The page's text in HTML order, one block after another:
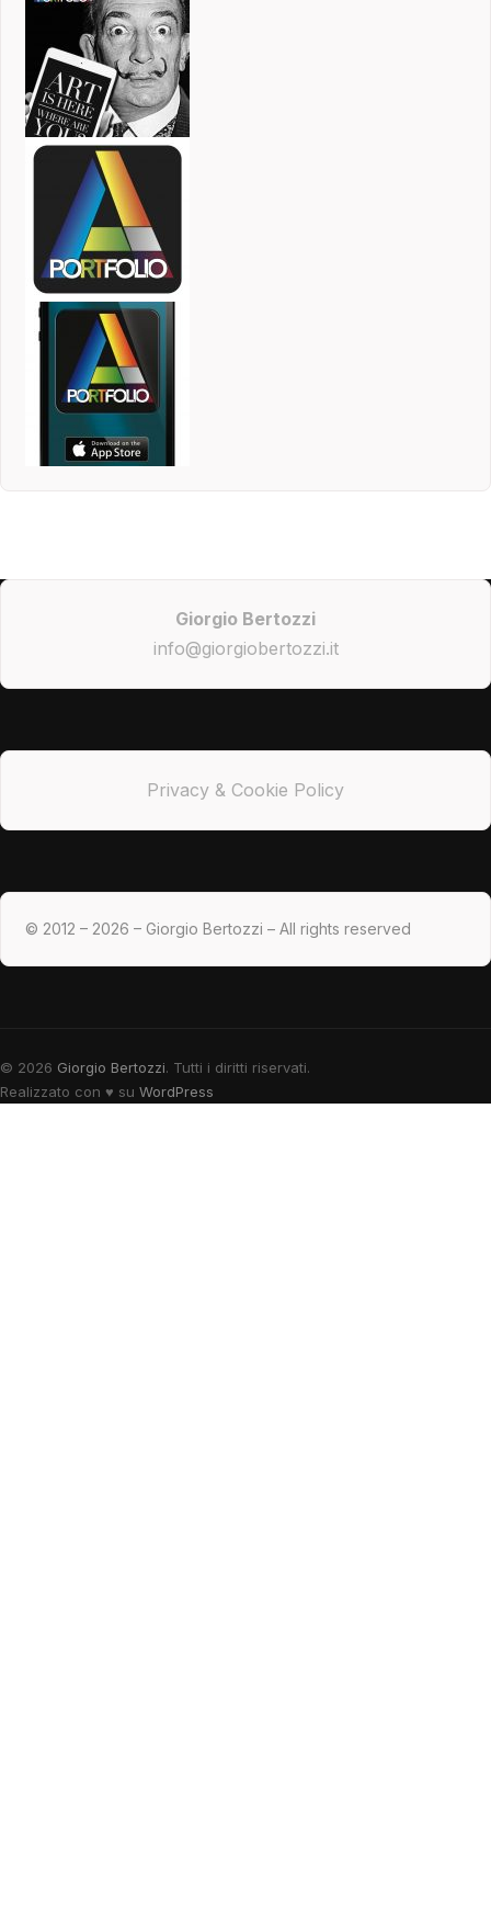
Giorgio Bertozzi
info@giorgiobertozzi.it
Privacy & Cookie Policy
© 2012 – 2026 – Giorgio Bertozzi – All rights reserved
© 2026 Giorgio Bertozzi. Tutti i diritti riservati.
Realizzato con ♥ su WordPress